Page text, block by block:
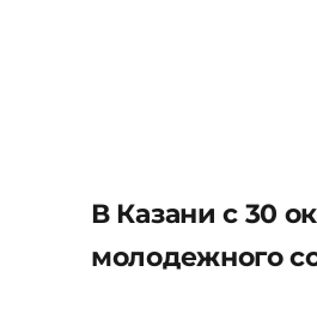
В Казани с 30
молодежного